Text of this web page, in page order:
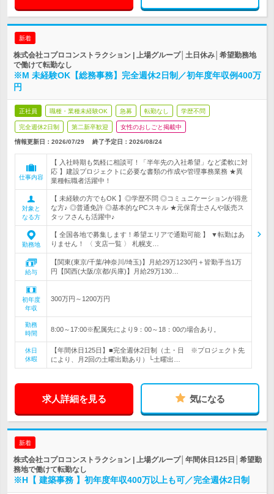
新着
株式会社コプロコンストラクション | 上場グループ│土日休み│希望勤務地
で働けて転勤なし
※M 未経験OK【総務事務】完全週休2日制／初年度年収例400万
円
正社員 職種・業種未経験OK 急募 転勤なし 学歴不問
完全週休2日制 第二新卒歓迎 女性のおしごと掲載中
情報更新日：2026/07/29 終了予定日： 2026/08/24
仕事内容
【 入社時期も気軽に相談可！「半年先の入社希望」など柔軟に対
応 】建設プロジェクトに必要な書類の作成や管理事務業務 ★異
業種転職者活躍中！
対象と
なる方
【 未経験の方でもOK 】◎学歴不問 ◎コミュニケーションが得意
な方♪ ◎普通免許 ◎基本的なPCスキル ★元保育士さんや販売ス
タッフさんも活躍中♪
勤務地
【 全国各地で募集します！希望エリアで通勤可能 】 ▼転勤はあ
りません！ 〈 支店一覧 〉 札幌支…
給与
【関東(東京/千葉/神奈川/埼玉)】月給29万1230円＋皆勤手当1万
円【関西(大阪/京都/兵庫)】月給29万130…
初年度
年収
300万円～1200万円
勤務
時間
8:00～17:00※配属先により9：00～18：00の場合あり。
休日
休暇
【年間休日125日】■完全週休2日制（土・日 ※プロジェクト先
により、月2回の土曜出勤あり）└土曜出…
求人詳細を見る 気になる
新着
株式会社コプロコンストラクション | 上場グループ│年間休日125日│希望勤
務地で働けて転勤なし
※H【 建築事務 】初年度年収400万以上も可／完全週休2日制